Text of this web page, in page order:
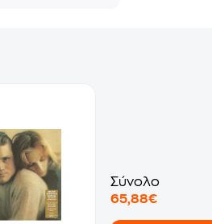
Σύνολο
65,88€